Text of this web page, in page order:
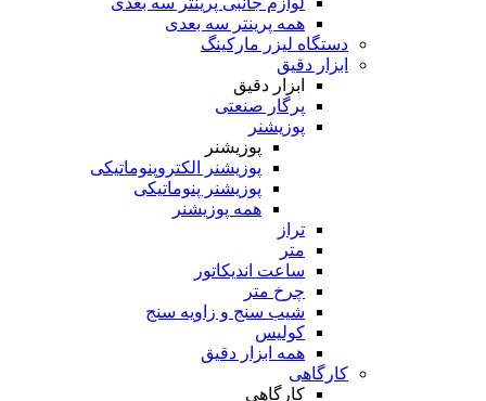
همه پرینتر سه بعدی
دستگاه لیزر مارکینگ
ابزار دقیق
ابزار دقیق
پرگار صنعتی
پوزیشنر
پوزیشنر
پوزیشنر الکتروپنوماتیکی
پوزیشنر پنوماتیکی
همه پوزیشنر
تراز
متر
ساعت اندیکاتور
چرخ متر
شیب سنج و زاویه سنج
کولیس
همه ابزار دقیق
کارگاهی
کارگاهی